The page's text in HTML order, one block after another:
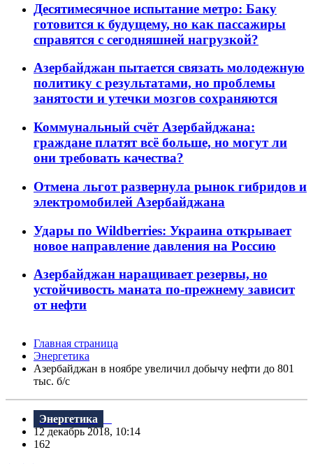
Десятимесячное испытание метро: Баку
готовится к будущему, но как пассажиры
справятся с сегодняшней нагрузкой?
Азербайджан пытается связать молодежную
политику с результатами, но проблемы
занятости и утечки мозгов сохраняются
Коммунальный счёт Азербайджана:
граждане платят всё больше, но могут ли
они требовать качества?
Отмена льгот развернула рынок гибридов и
электромобилей Азербайджана
Удары по Wildberries: Украина открывает
новое направление давления на Россию
Азербайджан наращивает резервы, но
устойчивость маната по-прежнему зависит
от нефти
Главная страница
Энергетика
Азербайджан в ноябре увеличил добычу нефти до 801
тыс. б/с
Энергетика
12 декабрь 2018, 10:14
162